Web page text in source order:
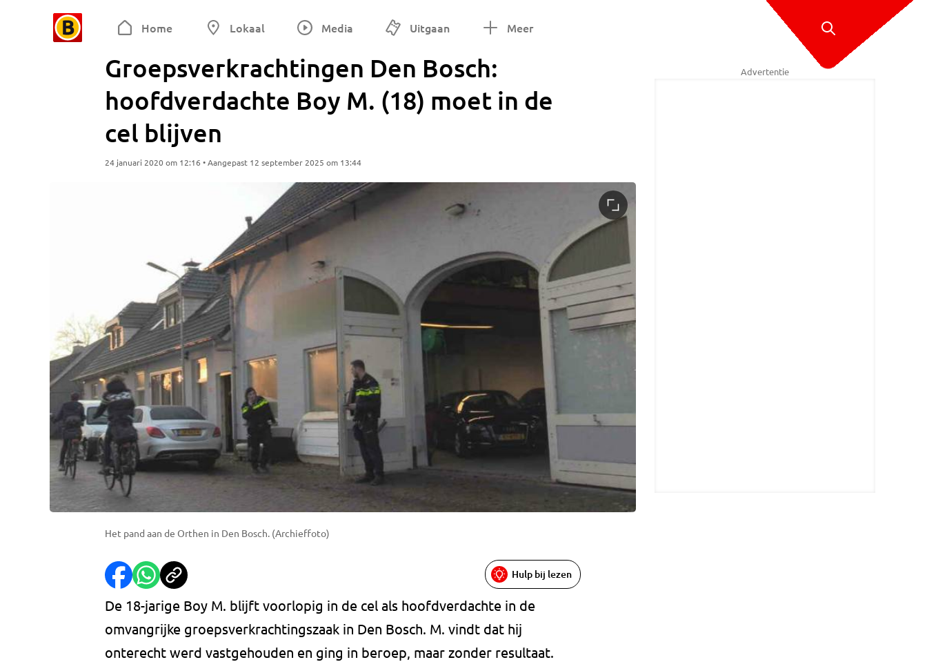
Home Lokaal Media Uitgaan Meer
Groepsverkrachtingen Den Bosch:
hoofdverdachte Boy M. (18) moet in de
cel blijven
24 januari 2020 om 12:16 • Aangepast 12 september 2025 om 13:44
Het pand aan de Orthen in Den Bosch. (Archieffoto)
Hulp bij lezen
De 18-jarige Boy M. blijft voorlopig in de cel als hoofdverdachte in de
omvangrijke groepsverkrachtingszaak in Den Bosch. M. vindt dat hij
onterecht werd vastgehouden en ging in beroep, maar zonder resultaat.
Advertentie